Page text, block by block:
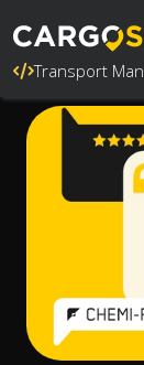
Transport